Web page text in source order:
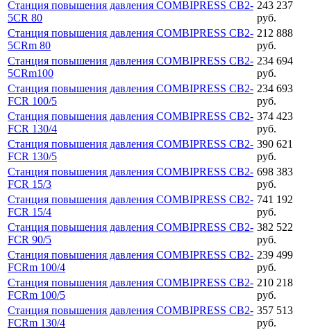
Станция повышения давления COMBIPRESS CB2-
5CR 80
243 237
руб.
Станция повышения давления COMBIPRESS CB2-
5CRm 80
212 888
руб.
Станция повышения давления COMBIPRESS CB2-
5CRm100
234 694
руб.
Станция повышения давления COMBIPRESS CB2-
FCR 100/5
234 693
руб.
Станция повышения давления COMBIPRESS CB2-
FCR 130/4
374 423
руб.
Станция повышения давления COMBIPRESS CB2-
FCR 130/5
390 621
руб.
Станция повышения давления COMBIPRESS CB2-
FCR 15/3
698 383
руб.
Станция повышения давления COMBIPRESS CB2-
FCR 15/4
741 192
руб.
Станция повышения давления COMBIPRESS CB2-
FCR 90/5
382 522
руб.
Станция повышения давления COMBIPRESS CB2-
FCRm 100/4
239 499
руб.
Станция повышения давления COMBIPRESS CB2-
FCRm 100/5
210 218
руб.
Станция повышения давления COMBIPRESS CB2-
FCRm 130/4
357 513
руб.